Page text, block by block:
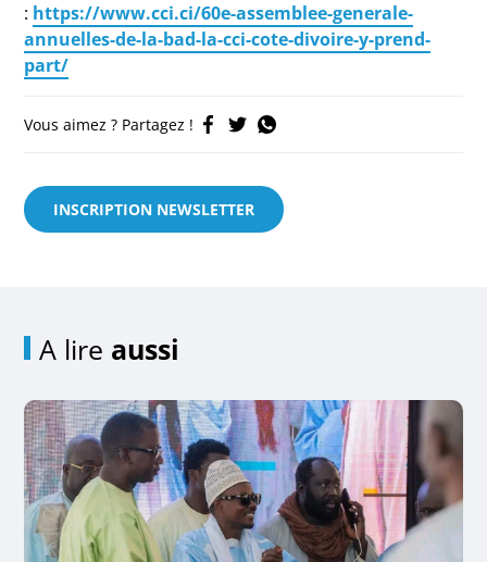
: https://www.cci.ci/60e-assemblee-generale-
annuelles-de-la-bad-la-cci-cote-divoire-y-prend-
part/
Vous aimez ? Partagez !
INSCRIPTION NEWSLETTER
A lire aussi